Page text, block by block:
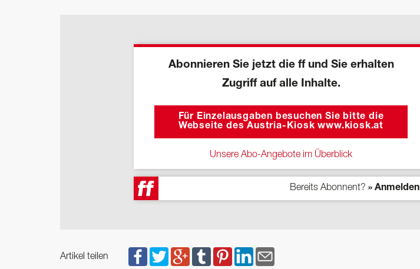
Abonnieren Sie jetzt die ff und Sie erhalten
Zugriff auf alle Inhalte.
Für Einzelausgaben besuchen Sie bitte die
Webseite des Austria-Kiosk www.kiosk.at
Unsere Abo-Angebote im Überblick
Bereits Abonnent? » Anmelden
Artikel teilen